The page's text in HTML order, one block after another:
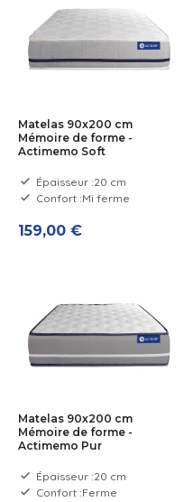
Matelas 90x200 cm
Mémoire de forme -
Actimemo Soft
Épaisseur :20 cm
Confort :Mi ferme
159,00 €
Matelas 90x200 cm
Mémoire de forme -
Actimemo Pur
Épaisseur :20 cm
Confort :Ferme